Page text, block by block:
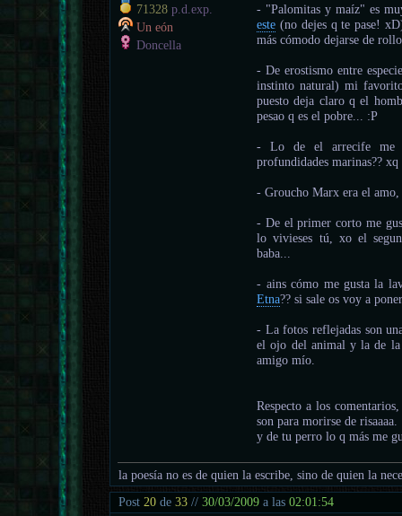
71328 p.d.exp.
Un eón
Doncella
- "Palomitas y maíz" es
este (no dejes q te pase!
más cómodo dejarse de
- De erostismo entre
instinto natural) mi
puesto deja claro q el
pesao q es el pobre... :P
- Lo de el arrecife me
profundidades marinas??
- Groucho Marx era el
- De el primer corto me
lo vivieses tú, xo el
baba...
- ains cómo me gusta la
Etna?? si sale os voy a
- La fotos reflejadas son
el ojo del animal y la de
amigo mío.
Respecto a los
son para morirse de risaaaa.
y de tu perro lo q más me
la poesía no es de quien la escribe, sino de quien la
Post20 de33 //30/03/2009 a las02:01:54